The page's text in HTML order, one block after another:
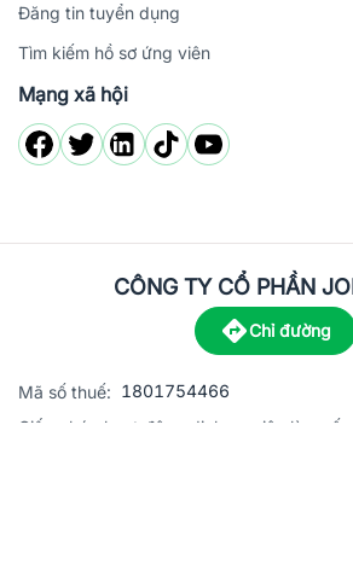
Đăng tin tuyển dụng
Tìm kiếm hồ sơ ứng viên
Mạng xã hội
CÔNG TY CỔ PHẦN
Chỉ đường
Mã số thuế: 1801754466
Giấy phép hoạt động dịch vụ việc làm số: